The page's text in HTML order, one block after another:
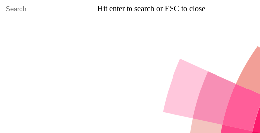
Skip
to
Hit enter to search or ESC to close